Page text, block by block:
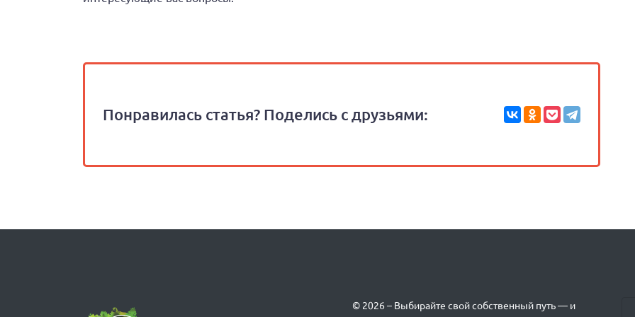
Понравилась статья? Поделись с друзьями:
© 2026 – Выбирайте свой собственный путь — и